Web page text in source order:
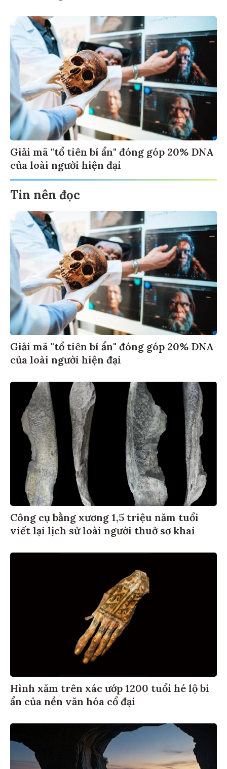
Giải mã "tổ tiên bí ẩn" đóng góp 20% DNA
của loài người hiện đại
Tin nên đọc
Giải mã "tổ tiên bí ẩn" đóng góp 20% DNA
của loài người hiện đại
Công cụ bằng xương 1,5 triệu năm tuổi
viết lại lịch sử loài người thuở sơ khai
Hình xăm trên xác ướp 1200 tuổi hé lộ bí
ẩn của nền văn hóa cổ đại